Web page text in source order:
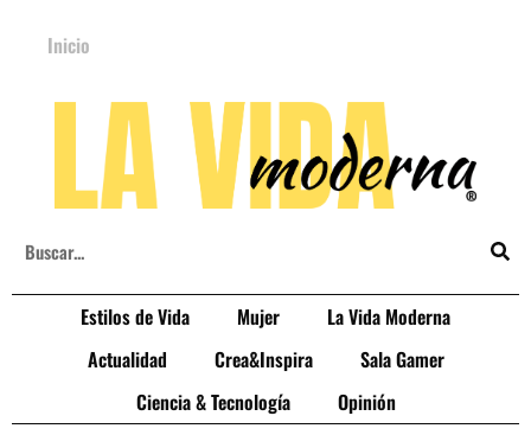
Inicio
Estilos de Vida Mujer
La Vida Moderna
Actualidad
Crea&Inspira
Sala Gamer
Ciencia & Tecnología
Opinión